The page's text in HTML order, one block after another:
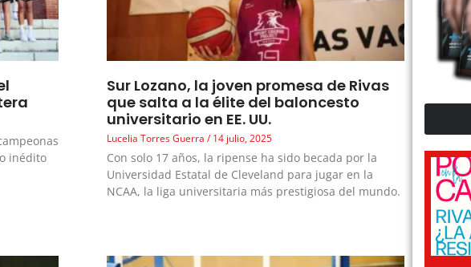
inédito
Sur Lozano, la joven promesa de Rivas
que salta a la élite del baloncesto
universitario en EE. UU.
Lucelia Torres Guerra 14 julio, 2025
Con solo 17 años, la ripense ha sido becada por la
Universidad Estatal de Cleveland para jugar en la
NCAA, la liga universitaria más prestigiosa del mundo.